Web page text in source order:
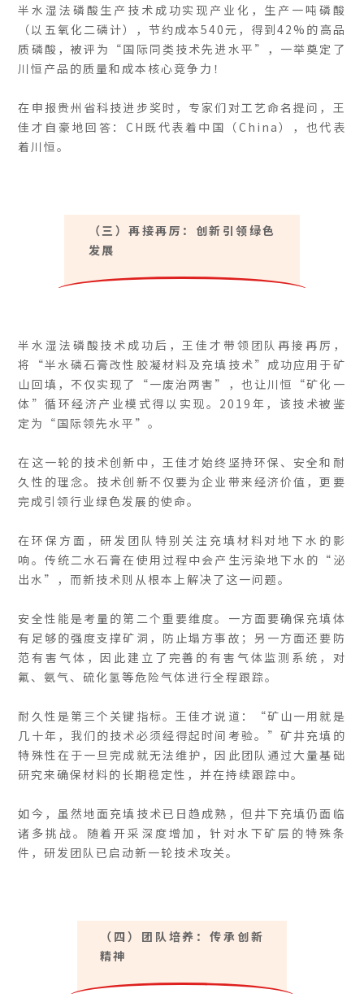
半水湿法磷酸生产技术成功实现产业化，生产一吨磷酸
（以五氧化二磷计），节约成本540元，得到42%的高品
质磷酸，被评为“国际同类技术先进水平”，一举奠定了
川恒产品的质量和成本核心竞争力！
在申报贵州省科技进步奖时，专家们对工艺命名提问，王
佳才自豪地回答：CH既代表着中国（China），也代表
着川恒。
（三）再接再厉：创新引领绿色
发展
半水湿法磷酸技术成功后，王佳才带领团队再接再厉，
将“半水磷石膏改性胶凝材料及充填技术”成功应用于矿
山回填，不仅实现了“一废治两害”，也让川恒“矿化一
体”循环经济产业模式得以实现。2019年，该技术被鉴
定为“国际领先水平”。
在这一轮的技术创新中，王佳才始终坚持环保、安全和耐
久性的理念。技术创新不仅要为企业带来经济价值，更要
完成引领行业绿色发展的使命。
在环保方面，研发团队特别关注充填材料对地下水的影
响。传统二水石膏在使用过程中会产生污染地下水的“泌
出水”，而新技术则从根本上解决了这一问题。
安全性能是考量的第二个重要维度。一方面要确保充填体
有足够的强度支撑矿洞，防止塌方事故；另一方面还要防
范有害气体，因此建立了完善的有害气体监测系统，对
氟、氨气、硫化氢等危险气体进行全程跟踪。
耐久性是第三个关键指标。王佳才说道：“矿山一用就是
几十年，我们的技术必须经得起时间考验。”矿井充填的
特殊性在于一旦完成就无法维护，因此团队通过大量基础
研究来确保材料的长期稳定性，并在持续跟踪中。
如今，虽然地面充填技术已日趋成熟，但井下充填仍面临
诸多挑战。随着开采深度增加，针对水下矿层的特殊条
件，研发团队已启动新一轮技术攻关。
（四）团队培养：传承创新
精神